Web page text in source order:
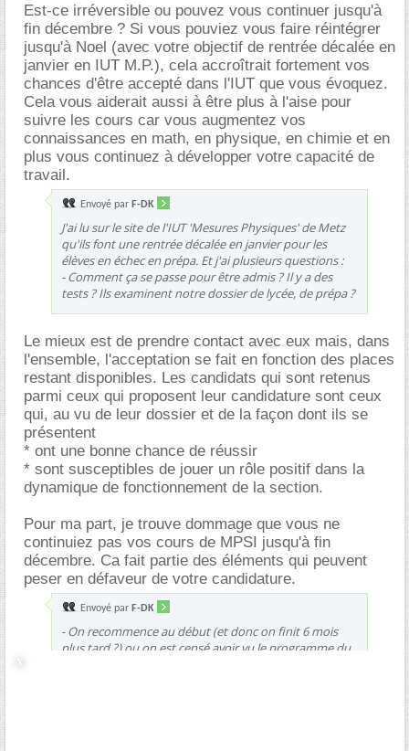
Est-ce irréversible ou pouvez vous continuer jusqu'à
fin décembre ? Si vous pouviez vous faire réintégrer
jusqu'à Noel (avec votre objectif de rentrée décalée en
janvier en IUT M.P.), cela accroîtrait fortement vos
chances d'être accepté dans l'IUT que vous évoquez.
Cela vous aiderait aussi à être plus à l'aise pour
suivre les cours car vous augmentez vos
connaissances en math, en physique, en chimie et en
plus vous continuez à développer votre capacité de
travail.
Envoyé par F-DK
J'ai lu sur le site de l'IUT 'Mesures Physiques' de Metz
qu'ils font une rentrée décalée en janvier pour les
élèves en échec en prépa. Et j'ai plusieurs questions :
- Comment ça se passe pour être admis ? Il y a des
tests ? Ils examinent notre dossier de lycée, de prépa ?
Le mieux est de prendre contact avec eux mais, dans
l'ensemble, l'acceptation se fait en fonction des places
restant disponibles. Les candidats qui sont retenus
parmi ceux qui proposent leur candidature sont ceux
qui, au vu de leur dossier et de la façon dont ils se
présentent
* ont une bonne chance de réussir
* sont susceptibles de jouer un rôle positif dans la
dynamique de fonctionnement de la section.
Pour ma part, je trouve dommage que vous ne
continuiez pas vos cours de MPSI jusqu'à fin
décembre. Ca fait partie des éléments qui peuvent
peser en défaveur de votre candidature.
Envoyé par F-DK
- On recommence au début (et donc on finit 6 mois
plus tard ?) ou on est censé avoir vu le programme du